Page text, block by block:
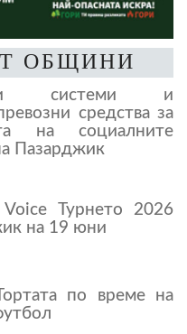
ОБЩИНИ
системи и
средства за
на социалните
Пазарджик
Voice Турнето 2026
на 19 юни
по време на